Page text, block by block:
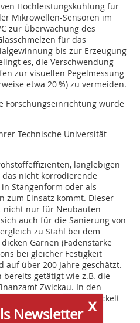
Hochleistungskühlung für
Mikrowellen-Sensoren im
zur Überwachung des
für das
bis zur Erzeugung
es, die Verschwendung
zur visuellen Pegelmessung
etwa 20 %) zu vermeiden.
Forschungseinrichtung wurde
Technische Universität
langlebigen
nicht korrodierende
Stangenform oder als
zum Einsatz kommt. Dieser
nicht nur für Neubauten
auch für die Sanierung von
zu Stahl bei dem
Garnen (Fadenstärke
bei gleicher Festigkeit
über 200 Jahre geschätzt.
getätigt wie z.B. die
Zwickau. In den
zur Marktreife entwickelt
x
Newsletter